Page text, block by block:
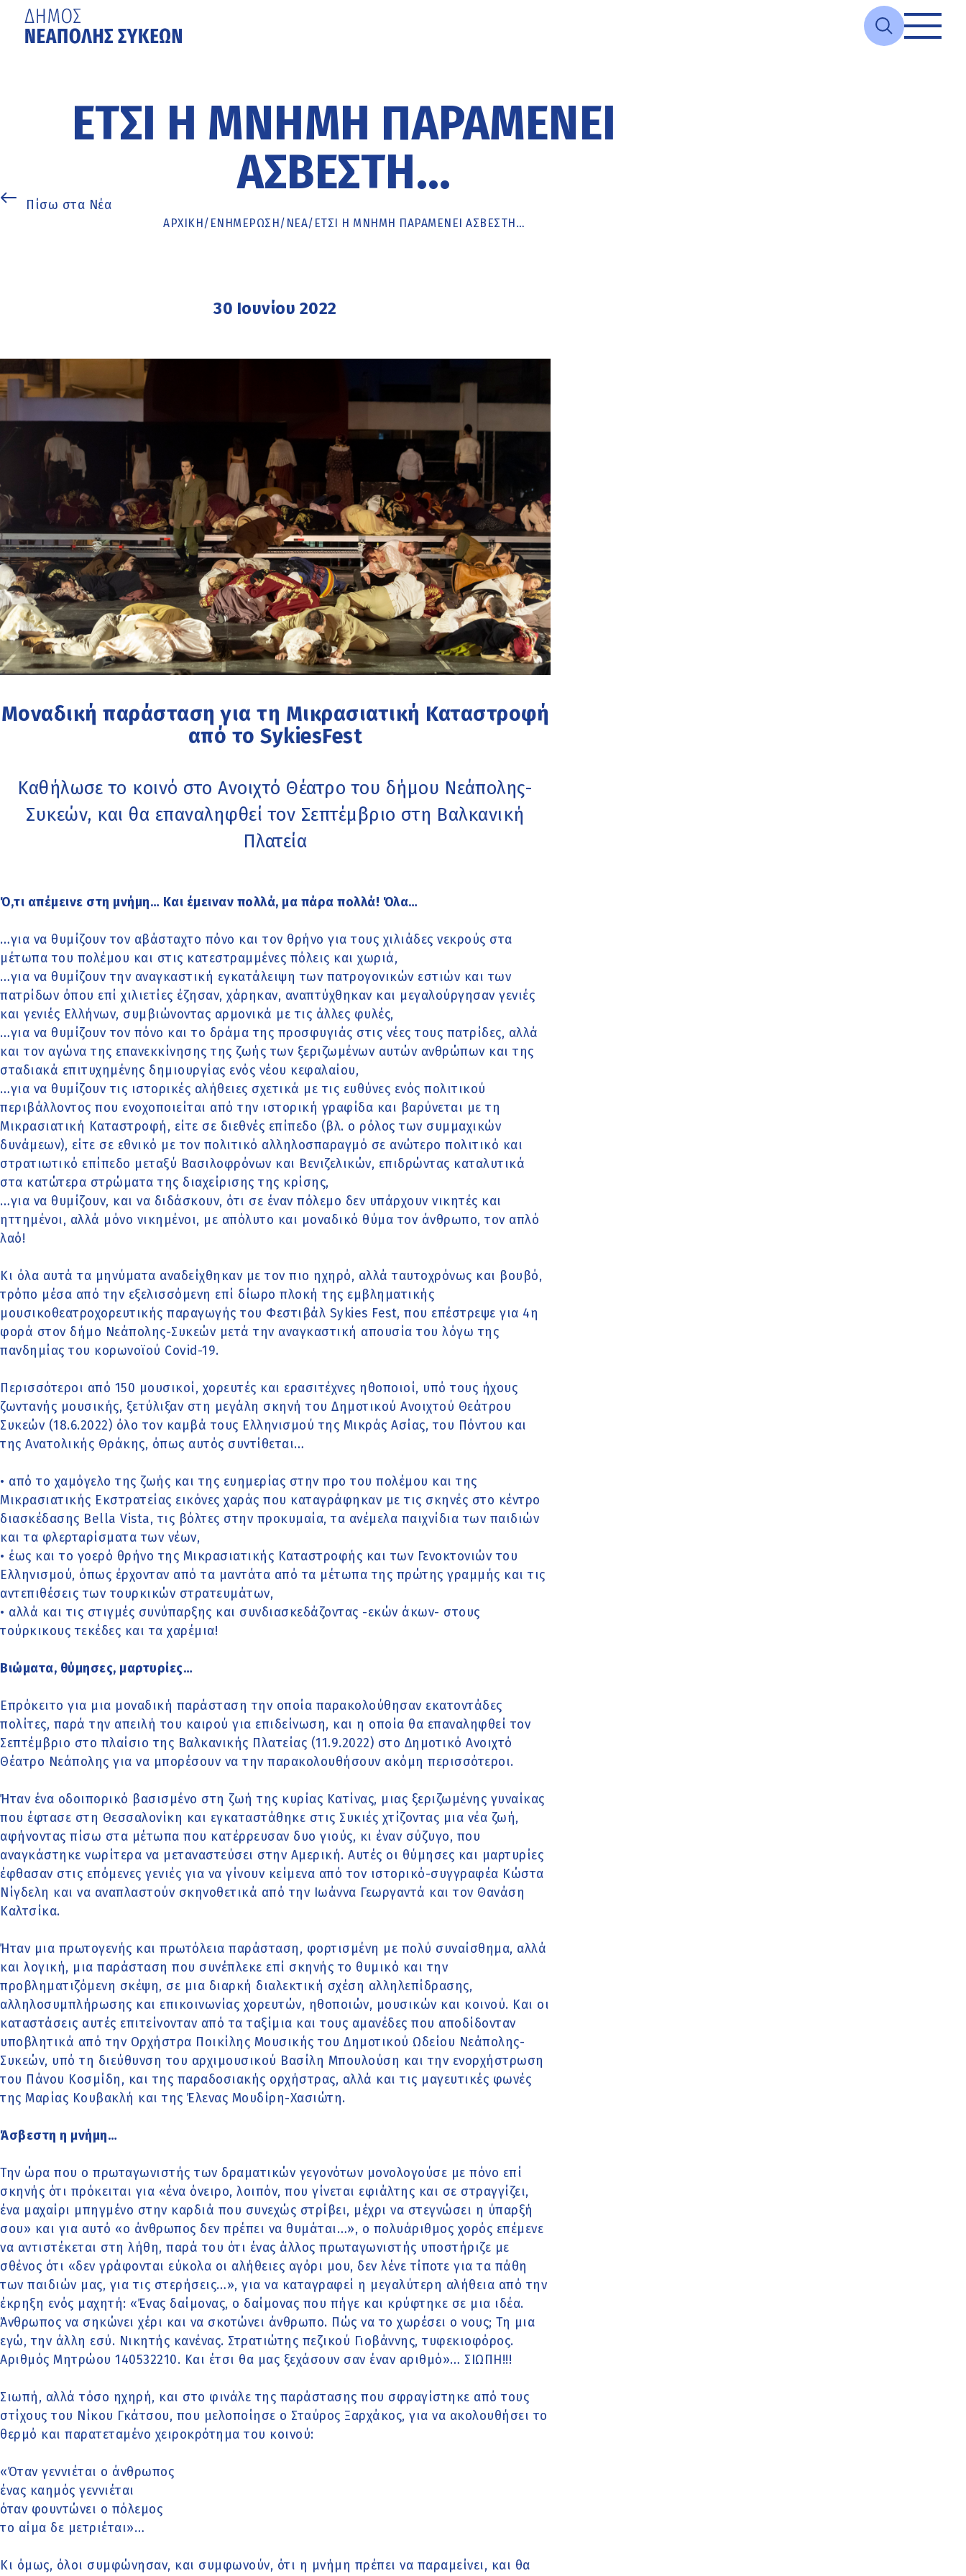
περιεχόμενοΈΤΣΙ Η ΜΝΉΜΗ ΠΑΡΑΜΈΝΕΙ
ΆΣΒΕΣΤΗ…
Πίσω στα Νέα
ΑΡΧΙΚΉ/ ΕΝΗΜΈΡΩΣΗ/ ΝΕΑ/ ΈΤΣΙ Η ΜΝΉΜΗ ΠΑΡΑΜΈΝΕΙ ΆΣΒΕΣΤΗ…
30 Ιουνίου 2022
Μοναδική παράσταση για τη Μικρασιατική Καταστροφή
από το SykiesFest
Καθήλωσε το κοινό στο Ανοιχτό Θέατρο του δήμου Νεάπολης-
Συκεών, και θα επαναληφθεί τον Σεπτέμβριο στη Βαλκανική
Πλατεία
Ό,τι απέμεινε στη μνήμη… Και έμειναν πολλά, μα πάρα πολλά! Όλα…
…για να θυμίζουν τον αβάσταχτο πόνο και τον θρήνο για τους χιλιάδες νεκρούς στα
μέτωπα του πολέμου και στις κατεστραμμένες πόλεις και χωριά,
…για να θυμίζουν την αναγκαστική εγκατάλειψη των πατρογονικών εστιών και των
πατρίδων όπου επί χιλιετίες έζησαν, χάρηκαν, αναπτύχθηκαν και μεγαλούργησαν γενιές
και γενιές Ελλήνων, συμβιώνοντας αρμονικά με τις άλλες φυλές,
…για να θυμίζουν τον πόνο και το δράμα της προσφυγιάς στις νέες τους πατρίδες, αλλά
και τον αγώνα της επανεκκίνησης της ζωής των ξεριζωμένων αυτών ανθρώπων και της
σταδιακά επιτυχημένης δημιουργίας ενός νέου κεφαλαίου,
…για να θυμίζουν τις ιστορικές αλήθειες σχετικά με τις ευθύνες ενός πολιτικού
περιβάλλοντος που ενοχοποιείται από την ιστορική γραφίδα και βαρύνεται με τη
Μικρασιατική Καταστροφή, είτε σε διεθνές επίπεδο (βλ. ο ρόλος των συμμαχικών
δυνάμεων), είτε σε εθνικό με τον πολιτικό αλληλοσπαραγμό σε ανώτερο πολιτικό και
στρατιωτικό επίπεδο μεταξύ Βασιλοφρόνων και Βενιζελικών, επιδρώντας καταλυτικά
στα κατώτερα στρώματα της διαχείρισης της κρίσης,
…για να θυμίζουν, και να διδάσκουν, ότι σε έναν πόλεμο δεν υπάρχουν νικητές και
ηττημένοι, αλλά μόνο νικημένοι, με απόλυτο και μοναδικό θύμα τον άνθρωπο, τον απλό
λαό!
Κι όλα αυτά τα μηνύματα αναδείχθηκαν με τον πιο ηχηρό, αλλά ταυτοχρόνως και βουβό,
τρόπο μέσα από την εξελισσόμενη επί δίωρο πλοκή της εμβληματικής
μουσικοθεατροχορευτικής παραγωγής του Φεστιβάλ Sykies Fest, που επέστρεψε για 4η
φορά στον δήμο Νεάπολης-Συκεών μετά την αναγκαστική απουσία του λόγω της
πανδημίας του κορωνοϊού Covid-19.
Περισσότεροι από 150 μουσικοί, χορευτές και ερασιτέχνες ηθοποιοί, υπό τους ήχους
ζωντανής μουσικής, ξετύλιξαν στη μεγάλη σκηνή του Δημοτικού Ανοιχτού Θεάτρου
Συκεών (18.6.2022) όλο τον καμβά τους Ελληνισμού της Μικράς Ασίας, του Πόντου και
της Ανατολικής Θράκης, όπως αυτός συντίθεται…
• από το χαμόγελο της ζωής και της ευημερίας στην προ του πολέμου και της
Μικρασιατικής Εκστρατείας εικόνες χαράς που καταγράφηκαν με τις σκηνές στο κέντρο
διασκέδασης Bella Vista, τις βόλτες στην προκυμαία, τα ανέμελα παιχνίδια των παιδιών
και τα φλερταρίσματα των νέων,
• έως και το γοερό θρήνο της Μικρασιατικής Καταστροφής και των Γενοκτονιών του
Ελληνισμού, όπως έρχονταν από τα μαντάτα από τα μέτωπα της πρώτης γραμμής και τις
αντεπιθέσεις των τουρκικών στρατευμάτων,
• αλλά και τις στιγμές συνύπαρξης και συνδιασκεδάζοντας -εκών άκων- στους
τούρκικους τεκέδες και τα χαρέμια!
Βιώματα, θύμησες, μαρτυρίες…
Επρόκειτο για μια μοναδική παράσταση την οποία παρακολούθησαν εκατοντάδες
πολίτες, παρά την απειλή του καιρού για επιδείνωση, και η οποία θα επαναληφθεί τον
Σεπτέμβριο στο πλαίσιο της Βαλκανικής Πλατείας (11.9.2022) στο Δημοτικό Ανοιχτό
Θέατρο Νεάπολης για να μπορέσουν να την παρακολουθήσουν ακόμη περισσότεροι.
Ήταν ένα οδοιπορικό βασισμένο στη ζωή της κυρίας Κατίνας, μιας ξεριζωμένης γυναίκας
που έφτασε στη Θεσσαλονίκη και εγκαταστάθηκε στις Συκιές χτίζοντας μια νέα ζωή,
αφήνοντας πίσω στα μέτωπα που κατέρρευσαν δυο γιούς, κι έναν σύζυγο, που
αναγκάστηκε νωρίτερα να μεταναστεύσει στην Αμερική. Αυτές οι θύμησες και μαρτυρίες
έφθασαν στις επόμενες γενιές για να γίνουν κείμενα από τον ιστορικό-συγγραφέα Κώστα
Νίγδελη και να αναπλαστούν σκηνοθετικά από την Ιωάννα Γεωργαντά και τον Θανάση
Καλτσίκα.
Ήταν μια πρωτογενής και πρωτόλεια παράσταση, φορτισμένη με πολύ συναίσθημα, αλλά
και λογική, μια παράσταση που συνέπλεκε επί σκηνής το θυμικό και την
προβληματιζόμενη σκέψη, σε μια διαρκή διαλεκτική σχέση αλληλεπίδρασης,
αλληλοσυμπλήρωσης και επικοινωνίας χορευτών, ηθοποιών, μουσικών και κοινού. Και οι
καταστάσεις αυτές επιτείνονταν από τα ταξίμια και τους αμανέδες που αποδίδονταν
υποβλητικά από την Ορχήστρα Ποικίλης Μουσικής του Δημοτικού Ωδείου Νεάπολης-
Συκεών, υπό τη διεύθυνση του αρχιμουσικού Βασίλη Μπουλούση και την ενορχήστρωση
του Πάνου Κοσμίδη, και της παραδοσιακής ορχήστρας, αλλά και τις μαγευτικές φωνές
της Μαρίας Κουβακλή και της Έλενας Μουδίρη-Χασιώτη.
Άσβεστη η μνήμη…
Την ώρα που ο πρωταγωνιστής των δραματικών γεγονότων μονολογούσε με πόνο επί
σκηνής ότι πρόκειται για «ένα όνειρο, λοιπόν, που γίνεται εφιάλτης και σε στραγγίζει,
ένα μαχαίρι μπηγμένο στην καρδιά που συνεχώς στρίβει, μέχρι να στεγνώσει η ύπαρξή
σου» και για αυτό «ο άνθρωπος δεν πρέπει να θυμάται…», ο πολυάριθμος χορός επέμενε
να αντιστέκεται στη λήθη, παρά του ότι ένας άλλος πρωταγωνιστής υποστήριζε με
σθένος ότι «δεν γράφονται εύκολα οι αλήθειες αγόρι μου, δεν λένε τίποτε για τα πάθη
των παιδιών μας, για τις στερήσεις…», για να καταγραφεί η μεγαλύτερη αλήθεια από την
έκρηξη ενός μαχητή: «Ένας δαίμονας, ο δαίμονας που πήγε και κρύφτηκε σε μια ιδέα.
Άνθρωπος να σηκώνει χέρι και να σκοτώνει άνθρωπο. Πώς να το χωρέσει ο νους; Τη μια
εγώ, την άλλη εσύ. Νικητής κανένας. Στρατιώτης πεζικού Γιοβάννης, τυφεκιοφόρος.
Αριθμός Μητρώου 140532210. Και έτσι θα μας ξεχάσουν σαν έναν αριθμό»… ΣΙΩΠΗ!!!
Σιωπή, αλλά τόσο ηχηρή, και στο φινάλε της παράστασης που σφραγίστηκε από τους
στίχους του Νίκου Γκάτσου, που μελοποίησε ο Σταύρος Ξαρχάκος, για να ακολουθήσει το
θερμό και παρατεταμένο χειροκρότημα του κοινού:
«Όταν γεννιέται ο άνθρωπος
ένας καημός γεννιέται
όταν φουντώνει ο πόλεμος
το αίμα δε μετριέται»…
Κι όμως, όλοι συμφώνησαν, και συμφωνούν, ότι η μνήμη πρέπει να παραμείνει, και θα